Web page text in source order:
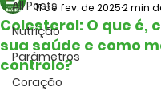
All Posts
Nutrição
Parâmetros
Coração
Colesterol: O que é,
sua saúde e como
controlo?
11 de fev. de 20252 min